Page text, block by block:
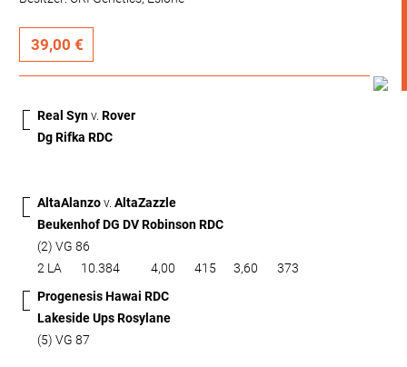
39,00 €
Real Synv. Rover
Dg Rifka RDC
AltaAlanzov. AltaZazzle
Beukenhof DG DV Robinson RDC
(2) VG 86
2 LA
10.384 4,00 415 3,60
373
Progenesis Hawai RDC
Lakeside Ups Rosylane
(5) VG 87